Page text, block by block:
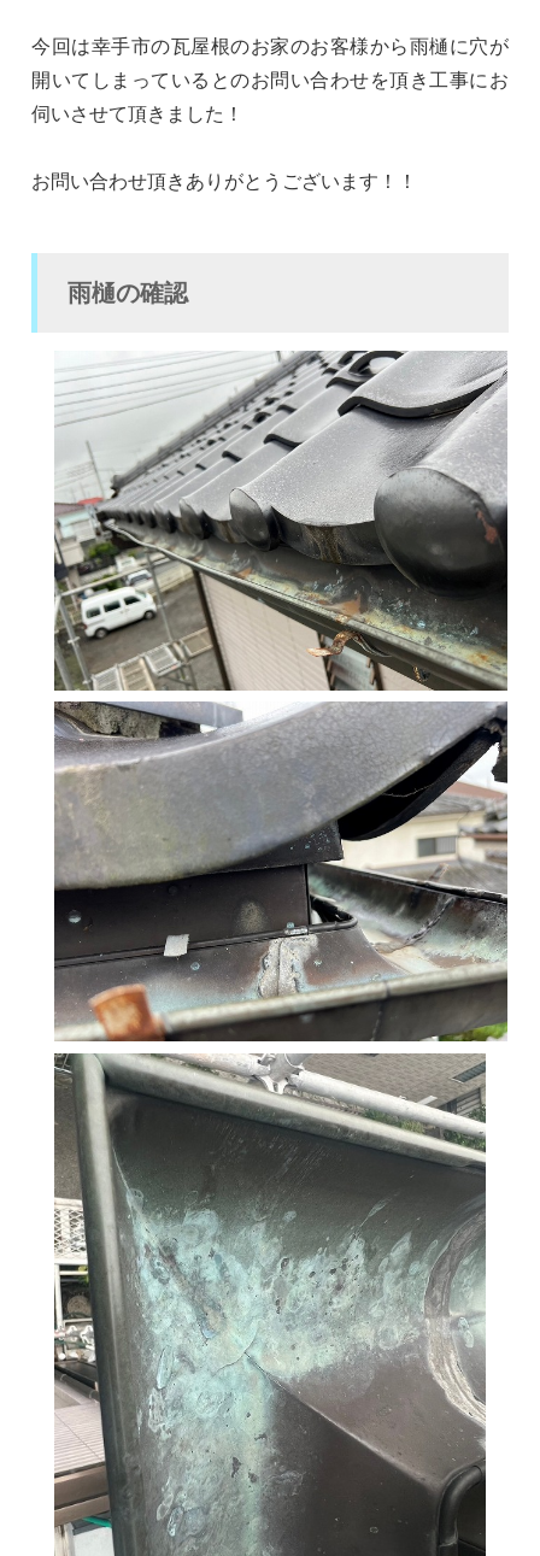
今回は幸手市の瓦屋根のお家のお客様から雨樋に穴が
開いてしまっているとのお問い合わせを頂き工事にお
伺いさせて頂きました！
お問い合わせ頂きありがとうございます！！
雨樋の確認